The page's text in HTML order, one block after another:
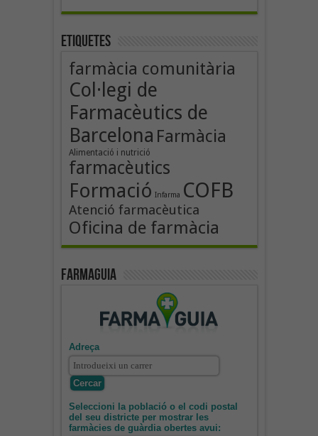
Etiquetes
farmàcia comunitària
Col·legi de
Farmacèutics de
Barcelona Farmàcia
Alimentació i nutrició
farmacèutics
Formació Infarma COFB
Atenció farmacèutica
Oficina de farmàcia
Farmaguia
Adreça
Seleccioni la població o el codi postal
del seu districte per mostrar les
farmàcies de guàrdia obertes avui: